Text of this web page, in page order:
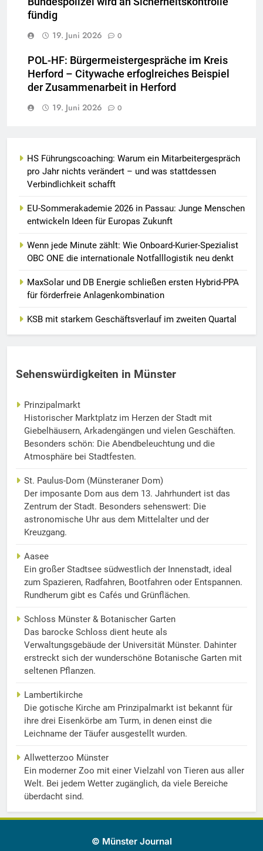
fündig
19. Juni 2026
0
POL-HF: Bürgermeistergespräche im Kreis
Herford – Citywache erfoglreiches Beispiel
der Zusammenarbeit in Herford
19. Juni 2026
0
HS Führungscoaching: Warum ein Mitarbeitergespräch
pro Jahr nichts verändert – und was stattdessen
Verbindlichkeit schafft
EU-Sommerakademie 2026 in Passau: Junge Menschen
entwickeln Ideen für Europas Zukunft
Wenn jede Minute zählt: Wie Onboard-Kurier-Spezialist
OBC ONE die internationale Notfalllogistik neu denkt
MaxSolar und DB Energie schließen ersten Hybrid-PPA
für förderfreie Anlagenkombination
KSB mit starkem Geschäftsverlauf im zweiten Quartal
Sehenswürdigkeiten in Münster
Prinzipalmarkt
Historischer Marktplatz im Herzen der Stadt mit
Giebelhäusern, Arkadengängen und vielen Geschäften.
Besonders schön: Die Abendbeleuchtung und die
Atmosphäre bei Stadtfesten.
St. Paulus-Dom (Münsteraner Dom)
Der imposante Dom aus dem 13. Jahrhundert ist das
Zentrum der Stadt. Besonders sehenswert: Die
astronomische Uhr aus dem Mittelalter und der
Kreuzgang.
Aasee
Ein großer Stadtsee südwestlich der Innenstadt, ideal
zum Spazieren, Radfahren, Bootfahren oder Entspannen.
Rundherum gibt es Cafés und Grünflächen.
Schloss Münster & Botanischer Garten
Das barocke Schloss dient heute als
Verwaltungsgebäude der Universität Münster. Dahinter
erstreckt sich der wunderschöne Botanische Garten mit
seltenen Pflanzen.
Lambertikirche
Die gotische Kirche am Prinzipalmarkt ist bekannt für
ihre drei Eisenkörbe am Turm, in denen einst die
Leichname der Täufer ausgestellt wurden.
Allwetterzoo Münster
Ein moderner Zoo mit einer Vielzahl von Tieren aus aller
Welt. Bei jedem Wetter zugänglich, da viele Bereiche
überdacht sind.
© Münster Journal